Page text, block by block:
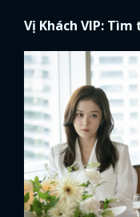
Vị Khách VIP: